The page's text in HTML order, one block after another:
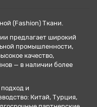
(Fashion) Ткани.
предлагает широкий
промышленности,
качество,
— в наличии более
и
Китай, Турция,